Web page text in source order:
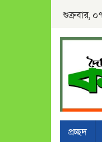
শুক্রবার,
প্রচ্ছদ